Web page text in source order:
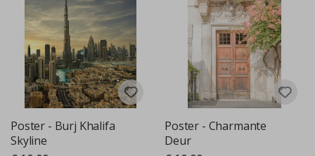
Poster - Burj Khalifa
Skyline
Poster - Charmante
Deur